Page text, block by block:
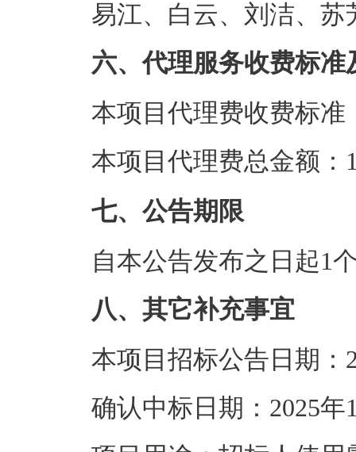
易江、白云、刘洁、
六、代理服务收费标准
本项目代理费收费标
本项目代理费总金额：
七、公告期限
自本公告发布之日起1
八、其它补充事宜
本项目招标公告日期：
确认中标日期：2025年